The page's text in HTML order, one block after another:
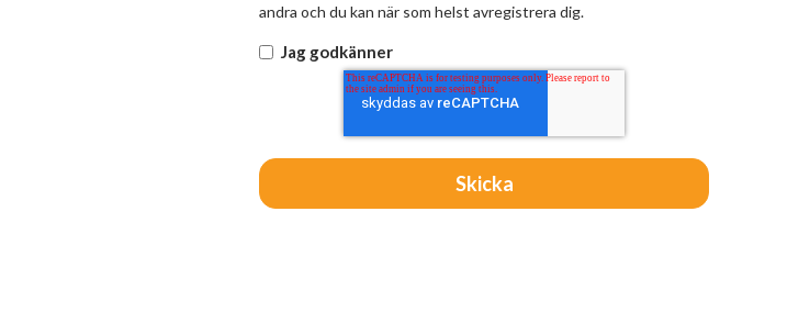
andra och du kan när som helst avregistrera dig.
Jag godkänner